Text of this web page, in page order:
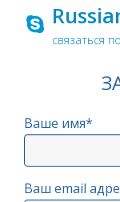
связаться
Ваше имя*
Ваш email